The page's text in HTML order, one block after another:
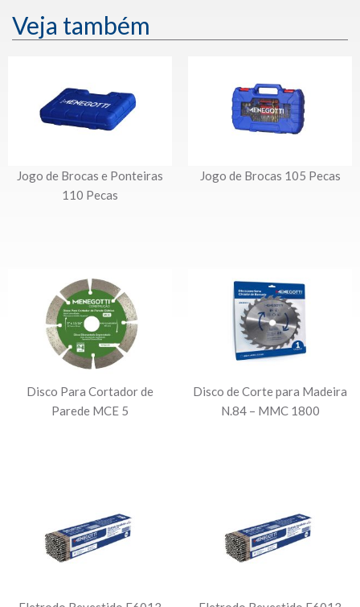
Veja também
Jogo de Brocas e Ponteiras
110 Pecas
Jogo de Brocas 105 Pecas
Disco Para Cortador de
Parede MCE 5
Disco de Corte para Madeira
N.84 – MMC 1800